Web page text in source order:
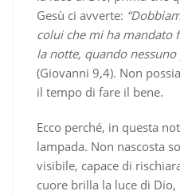
Gesù ci avverte:
colui che mi ha mandato
la notte, quando
(Giovanni 9,4). Non
il tempo di fare il bene.
Ecco perché, in questa
lampada. Non nascosta
visibile, capace di
cuore brilla la luce di